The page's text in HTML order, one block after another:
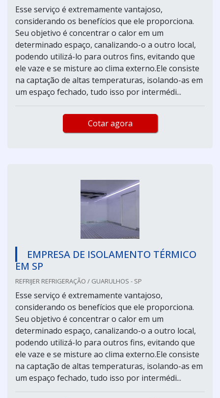
Esse serviço é extremamente vantajoso,
considerando os benefícios que ele proporciona.
Seu objetivo é concentrar o calor em um
determinado espaço, canalizando-o a outro local,
podendo utilizá-lo para outros fins, evitando que
ele vaze e se misture ao clima externo.Ele consiste
na captação de altas temperaturas, isolando-as em
um espaço fechado, tudo isso por intermédi...
Cotar agora
EMPRESA DE ISOLAMENTO TÉRMICO
EM SP
REFRIJER REFRIGERAÇÃO / GUARULHOS - SP
Esse serviço é extremamente vantajoso,
considerando os benefícios que ele proporciona.
Seu objetivo é concentrar o calor em um
determinado espaço, canalizando-o a outro local,
podendo utilizá-lo para outros fins, evitando que
ele vaze e se misture ao clima externo.Ele consiste
na captação de altas temperaturas, isolando-as em
um espaço fechado, tudo isso por intermédi...